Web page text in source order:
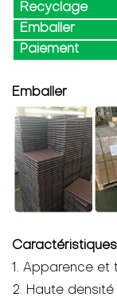
Recyclage
Emballer
Paiement
Emballer
1. Apparence et
2. Haute